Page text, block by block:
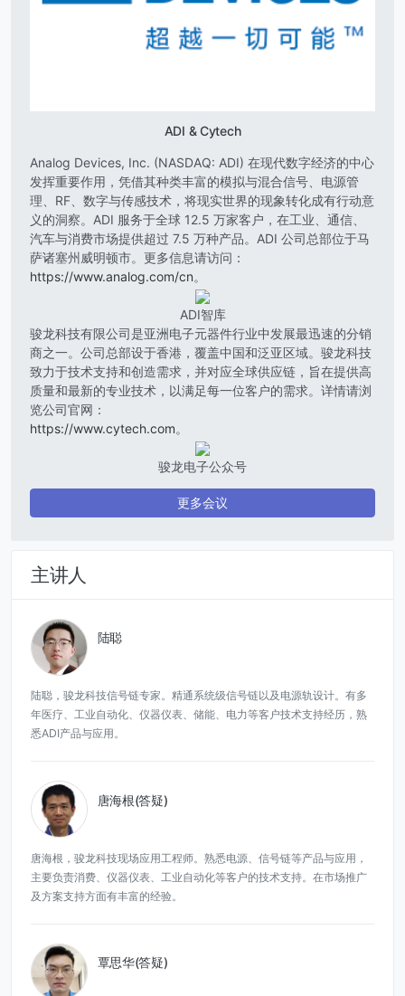
ADI & Cytech
Analog Devices, Inc. (NASDAQ: ADI) 在现代数字经济的中心
发挥重要作用，凭借其种类丰富的模拟与混合信号、电源管
理、RF、数字与传感技术，将现实世界的现象转化成有行动意
义的洞察。ADI 服务于全球 12.5 万家客户，在工业、通信、
汽车与消费市场提供超过 7.5 万种产品。ADI 公司总部位于马
萨诸塞州威明顿市。更多信息请访问：
https://www.analog.com/cn。
ADI智库
骏龙科技有限公司是亚洲电子元器件行业中发展最迅速的分销
商之一。公司总部设于香港，覆盖中国和泛亚区域。骏龙科技
致力于技术支持和创造需求，并对应全球供应链，旨在提供高
质量和最新的专业技术，以满足每一位客户的需求。详情请浏
览公司官网：
https://www.cytech.com。
骏龙电子公众号
更多会议
主讲人
陆聪
陆聪，骏龙科技信号链专家。精通系统级信号链以及电源轨设计。有多
年医疗、工业自动化、仪器仪表、储能、电力等客户技术支持经历，熟
悉ADI产品与应用。
唐海根(答疑)
唐海根，骏龙科技现场应用工程师。熟悉电源、信号链等产品与应用，
主要负责消费、仪器仪表、工业自动化等客户的技术支持。在市场推广
及方案支持方面有丰富的经验。
覃思华(答疑)